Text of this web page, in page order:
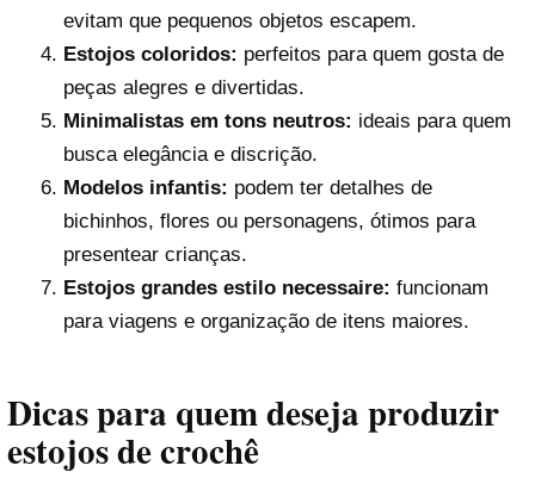
evitam que pequenos objetos escapem.
Estojos coloridos: perfeitos para quem gosta de
peças alegres e divertidas.
Minimalistas em tons neutros: ideais para quem
busca elegância e discrição.
Modelos infantis: podem ter detalhes de
bichinhos, flores ou personagens, ótimos para
presentear crianças.
Estojos grandes estilo necessaire: funcionam
para viagens e organização de itens maiores.
Dicas para quem deseja produzir
estojos de crochê